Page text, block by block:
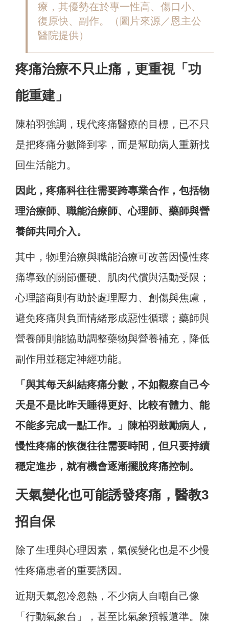
療，其優勢在於專一性高、傷口小、
復原快、副作。（圖片來源／恩主公
醫院提供）
疼痛治療不只止痛，更重視「功
能重建」
陳柏羽強調，現代疼痛醫療的目標，已不只
是把疼痛分數降到零，而是幫助病人重新找
回生活能力。
因此，疼痛科往往需要跨專業合作，包括物
理治療師、職能治療師、心理師、藥師與營
養師共同介入。
其中，物理治療與職能治療可改善因慢性疼
痛導致的關節僵硬、肌肉代償與活動受限；
心理諮商則有助於處理壓力、創傷與焦慮，
避免疼痛與負面情緒形成惡性循環；藥師與
營養師則能協助調整藥物與營養補充，降低
副作用並穩定神經功能。
「與其每天糾結疼痛分數，不如觀察自己今
天是不是比昨天睡得更好、比較有體力、能
不能多完成一點工作。」陳柏羽鼓勵病人，
慢性疼痛的恢復往往需要時間，但只要持續
穩定進步，就有機會逐漸擺脫疼痛控制。
天氣變化也可能誘發疼痛，醫教3
招自保
除了生理與心理因素，氣候變化也是不少慢
性疼痛患者的重要誘因。
近期天氣忽冷忽熱，不少病人自嘲自己像
「行動氣象台」，甚至比氣象預報還準。陳